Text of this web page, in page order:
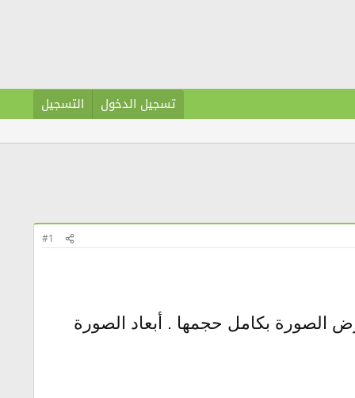
تسجيل الدخول التسجيل
#1
الصورة بكامل حجمها . أبعاد الصورة